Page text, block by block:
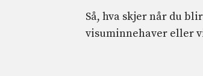
Så, hva skjer når du
visuminnehaver eller